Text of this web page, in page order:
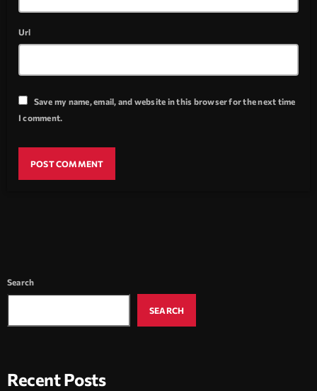
Url
Save my name, email, and website in this browser for the next time
I comment.
Search
SEARCH
Recent Posts